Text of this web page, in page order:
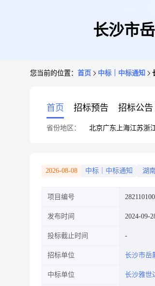
长沙市
您当前的位置： 首页 中标｜中标通知
首页 招标预告 招标公告
省份地区： 北京广东 上海江苏浙
2026-08-08 中标｜中标通知 湖
项目编号
发布时间 2024-09-
投标截止时间
招标单位 长沙市岳
中标单位 长沙雅世